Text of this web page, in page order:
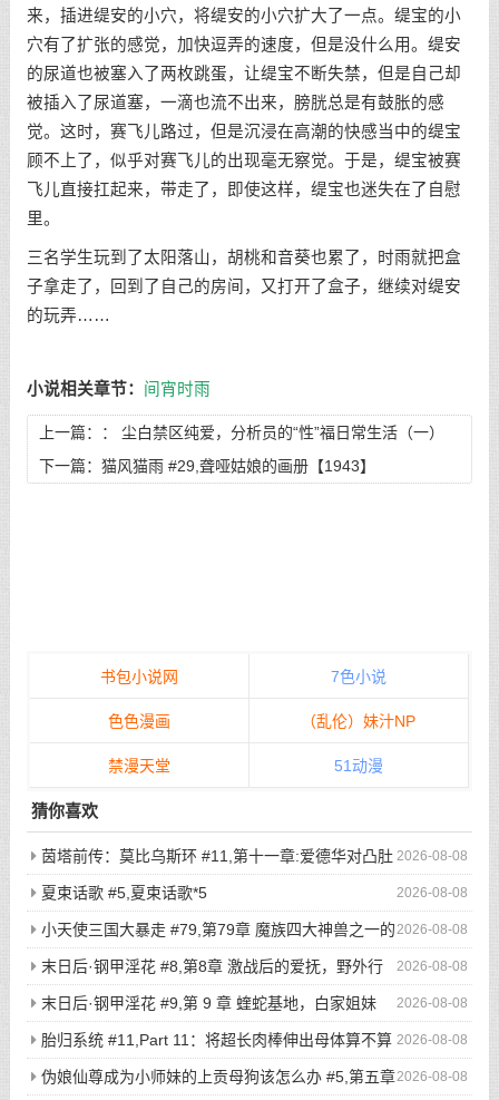
来，插进缇安的小穴，将缇安的小穴扩大了一点。缇宝的小
穴有了扩张的感觉，加快逗弄的速度，但是没什么用。缇安
的尿道也被塞入了两枚跳蛋，让缇宝不断失禁，但是自己却
被插入了尿道塞，一滴也流不出来，膀胱总是有鼓胀的感
觉。这时，赛飞儿路过，但是沉浸在高潮的快感当中的缇宝
顾不上了，似乎对赛飞儿的出现毫无察觉。于是，缇宝被赛
飞儿直接扛起来，带走了，即使这样，缇宝也迷失在了自慰
里。
三名学生玩到了太阳落山，胡桃和音葵也累了，时雨就把盒
子拿走了，回到了自己的房间，又打开了盒子，继续对缇安
的玩弄……
小说相关章节： 间宵时雨
上一篇：： 尘白禁区纯爱，分析员的“性”福日常生活（一）
#3,偷吃的凯茜娅
下一篇： 猫风猫雨 #29,聋哑姑娘的画册【1943】
书包小说网 7色小说
色色漫画 （乱伦）妹汁NP
禁漫天堂 51动漫
猜你喜欢
2026-08-08
茵塔前传：莫比乌斯环 #11,第十一章:爱德华对凸肚
脐的温情玩弄，新的冒险启程
2026-08-08
夏束话歌 #5,夏束话歌*5
2026-08-08
小天使三国大暴走 #79,第79章 魔族四大神兽之一的
不死鸟登场，奇葩猎鸡小队被吓的屁滚尿流
2026-08-08
末日后·钢甲淫花 #8,第8章 激战后的爱抚，野外行
走与寸止高潮（2）
2026-08-08
末日后·钢甲淫花 #9,第 9 章 蝰蛇基地，白家姐妹
（1）
2026-08-08
胎归系统 #11,Part 11：将超长肉棒伸出母体算不算
是一种扶她化？
2026-08-08
伪娘仙尊成为小师妹的上贡母狗该怎么办 #5,第五章